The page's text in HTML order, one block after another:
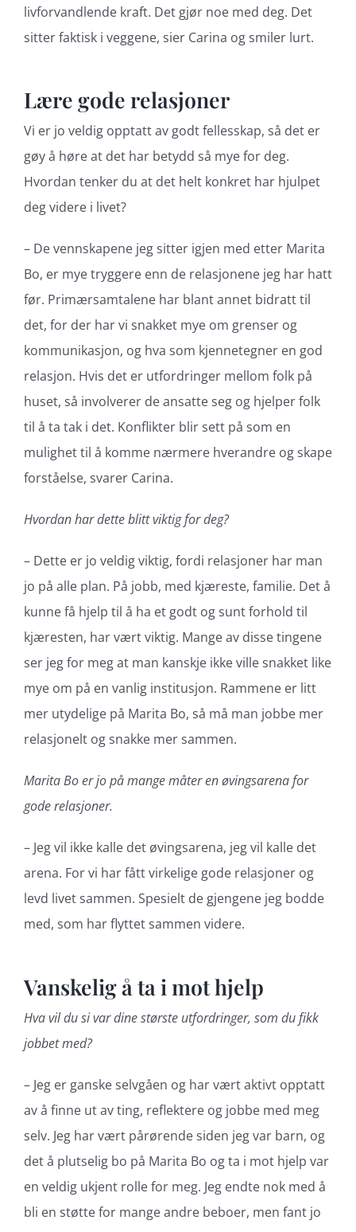
livforvandlende kraft. Det gjør noe med deg. Det
sitter faktisk i veggene, sier Carina og smiler lurt.
Lære gode relasjoner
Vi er jo veldig opptatt av godt fellesskap, så det er
gøy å høre at det har betydd så mye for deg.
Hvordan tenker du at det helt konkret har hjulpet
deg videre i livet?
– De vennskapene jeg sitter igjen med etter Marita
Bo, er mye tryggere enn de relasjonene jeg har hatt
før. Primærsamtalene har blant annet bidratt til
det, for der har vi snakket mye om grenser og
kommunikasjon, og hva som kjennetegner en god
relasjon. Hvis det er utfordringer mellom folk på
huset, så involverer de ansatte seg og hjelper folk
til å ta tak i det. Konflikter blir sett på som en
mulighet til å komme nærmere hverandre og skape
forståelse, svarer Carina.
Hvordan har dette blitt viktig for deg?
– Dette er jo veldig viktig, fordi relasjoner har man
jo på alle plan. På jobb, med kjæreste, familie. Det å
kunne få hjelp til å ha et godt og sunt forhold til
kjæresten, har vært viktig. Mange av disse tingene
ser jeg for meg at man kanskje ikke ville snakket like
mye om på en vanlig institusjon. Rammene er litt
mer utydelige på Marita Bo, så må man jobbe mer
relasjonelt og snakke mer sammen.
Marita Bo er jo på mange måter en øvingsarena for
gode relasjoner.
– Jeg vil ikke kalle det øvingsarena, jeg vil kalle det
arena. For vi har fått virkelige gode relasjoner og
levd livet sammen. Spesielt de gjengene jeg bodde
med, som har flyttet sammen videre.
Vanskelig å ta i mot hjelp
Hva vil du si var dine største utfordringer, som du fikk
jobbet med?
– Jeg er ganske selvgåen og har vært aktivt opptatt
av å finne ut av ting, reflektere og jobbe med meg
selv. Jeg har vært pårørende siden jeg var barn, og
det å plutselig bo på Marita Bo og ta i mot hjelp var
en veldig ukjent rolle for meg. Jeg endte nok med å
bli en støtte for mange andre beboer, men fant jo